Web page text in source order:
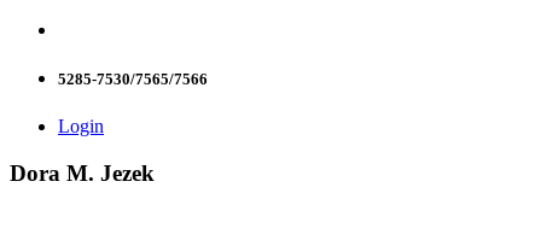
5285-7530/7565/7566
Login
Dora M. Jezek